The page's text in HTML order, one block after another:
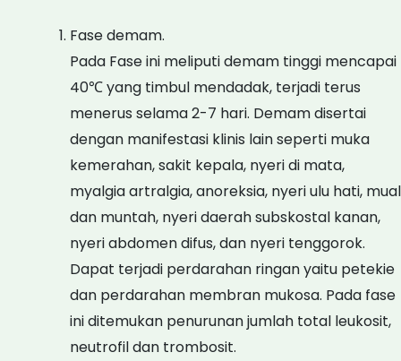
Fase demam.
Pada Fase ini meliputi demam tinggi mencapai
40℃ yang timbul mendadak, terjadi terus
menerus selama 2-7 hari. Demam disertai
dengan manifestasi klinis lain seperti muka
kemerahan, sakit kepala, nyeri di mata,
myalgia artralgia, anoreksia, nyeri ulu hati, mual
dan muntah, nyeri daerah subskostal kanan,
nyeri abdomen difus, dan nyeri tenggorok.
Dapat terjadi perdarahan ringan yaitu petekie
dan perdarahan membran mukosa. Pada fase
ini ditemukan penurunan jumlah total leukosit,
neutrofil dan trombosit.